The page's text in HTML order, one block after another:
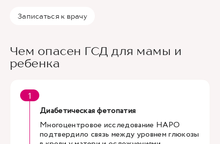
Записаться к врачу
Чем опасен ГСД для мамы и
ребенка
Диабетическая фетопатия
Многоцентровое исследование HAPO
подтвердило связь между уровнем глюкозы